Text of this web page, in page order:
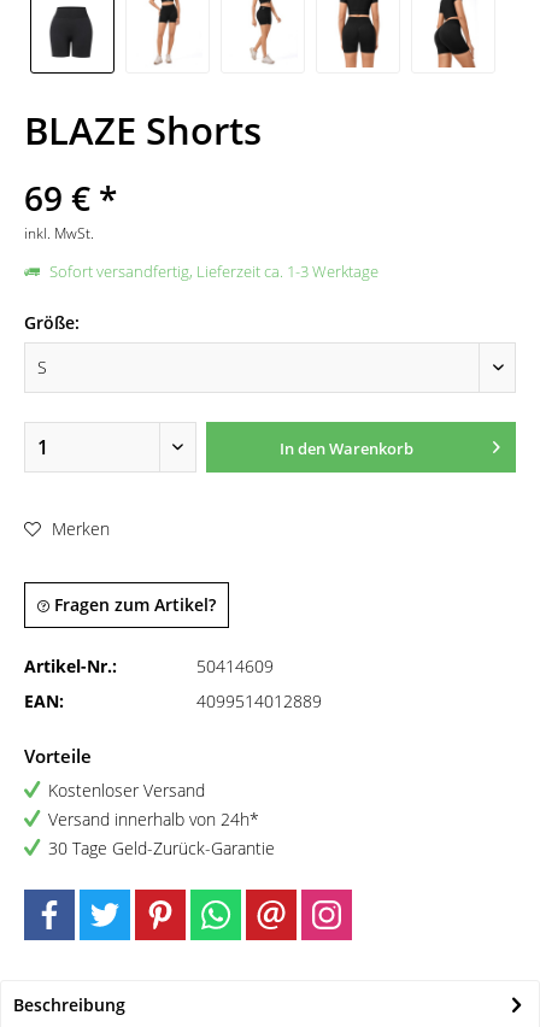
BLAZE Shorts
69 € *
inkl. MwSt.
Sofort versandfertig, Lieferzeit ca. 1-3 Werktage
Größe:
In denWarenkorb
Merken
Fragen zum Artikel?
Artikel-Nr.:
50414609
EAN:
4099514012889
Vorteile
Kostenloser Versand
Versand innerhalb von 24h*
30 Tage Geld-Zurück-Garantie
Beschreibung